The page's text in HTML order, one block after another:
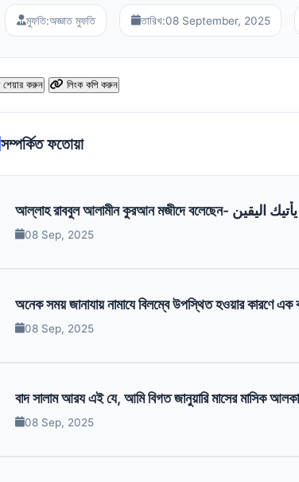
মুফতি:অজ্ঞাত মুফতি তারিখ:08 September, 2025
শেয়ার করুন লিংক কপি করুন
সম্পর্কিত ফতোয়া
08 Sep, 2025
অনেক সময় জানাযায় নামাযে বিলম্বে উপস্থিত হওয়ার কারণে এক
08 Sep, 2025
বাদ সালাম আরয এই যে, আমি বিগত জানুয়ারি মাসের মাসিক
08 Sep, 2025